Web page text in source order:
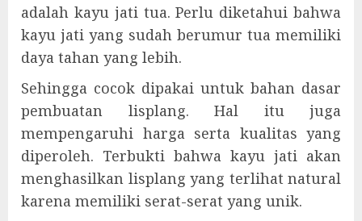
adalah kayu jati tua. Perlu diketahui bahwa
kayu jati yang sudah berumur tua memiliki
daya tahan yang lebih.
Sehingga cocok dipakai untuk bahan dasar
pembuatan lisplang. Hal itu juga
mempengaruhi harga serta kualitas yang
diperoleh. Terbukti bahwa kayu jati akan
menghasilkan lisplang yang terlihat natural
karena memiliki serat-serat yang unik.